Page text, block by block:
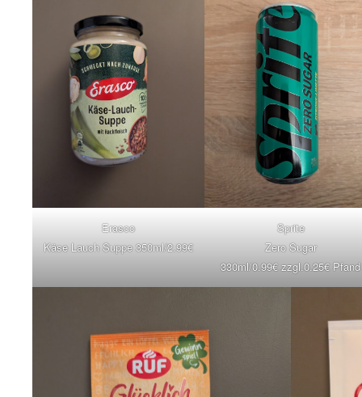
Erasco
Käse Lauch Suppe 350ml/2.99€
Sprite
Zero Sugar
330ml/0.99€ zzgl.0.25€ Pfand